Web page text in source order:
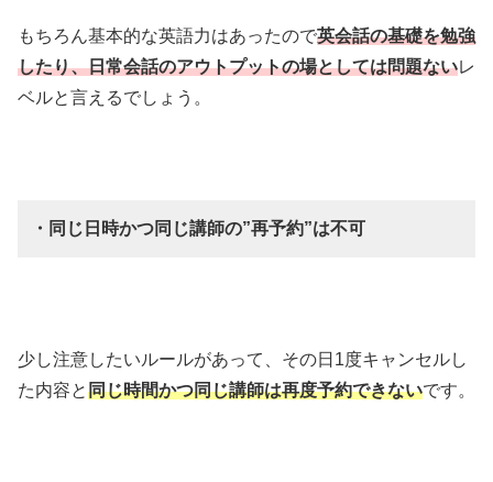
もちろん基本的な英語力はあったので英会話の基礎を勉強
したり、日常会話のアウトプットの場としては問題ないレ
ベルと言えるでしょう。
・同じ日時かつ同じ講師の”再予約”は不可
少し注意したいルールがあって、その日1度キャンセルし
た内容と同じ時間かつ同じ講師は再度予約できないです。